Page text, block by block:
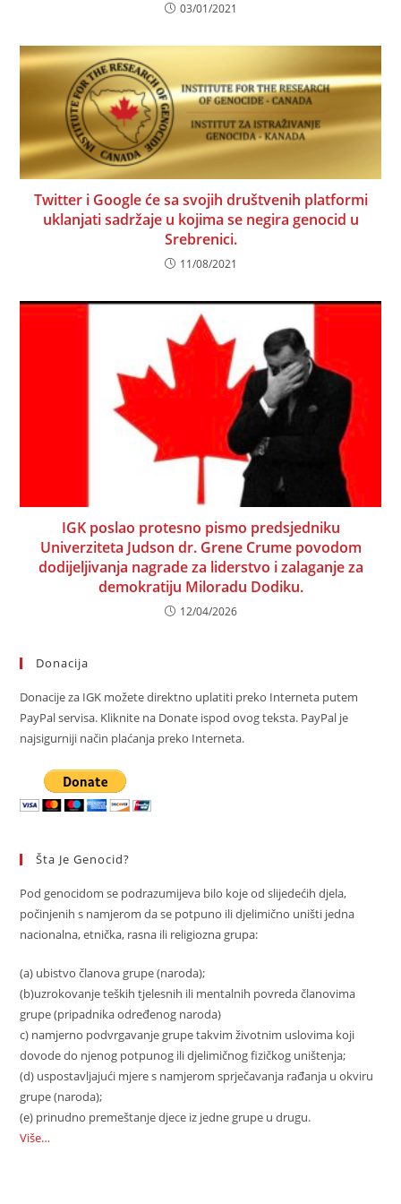
03/01/2021
Twitter i Google će sa svojih društvenih platformi
uklanjati sadržaje u kojima se negira genocid u
Srebrenici.
11/08/2021
IGK poslao protesno pismo predsjedniku
Univerziteta Judson dr. Grene Crume povodom
dodijeljivanja nagrade za liderstvo i zalaganje za
demokratiju Miloradu Dodiku.
12/04/2026
Donacija
Donacije za IGK možete direktno uplatiti preko Interneta putem
PayPal servisa. Kliknite na Donate ispod ovog teksta. PayPal je
najsigurniji način plaćanja preko Interneta.
Šta Je Genocid?
Pod genocidom se podrazumijeva bilo koje od slijedećih djela,
počinjenih s namjerom da se potpuno ili djelimično uništi jedna
nacionalna, etnička, rasna ili religiozna grupa:
(a) ubistvo članova grupe (naroda);
(b)uzrokovanje teških tjelesnih ili mentalnih povreda članovima
grupe (pripadnika određenog naroda)
c) namjerno podvrgavanje grupe takvim životnim uslovima koji
dovode do njenog potpunog ili djelimičnog fizičkog uništenja;
(d) uspostavljajući mjere s namjerom sprječavanja rađanja u okviru
grupe (naroda);
(e) prinudno premeštanje djece iz jedne grupe u drugu.
Više…